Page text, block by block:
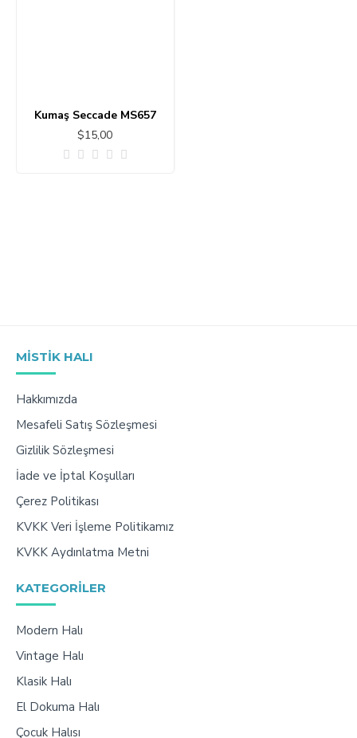
Kumaş Seccade MS657
$15,00
MISTIK HALI
Hakkımızda
Mesafeli Satış Sözleşmesi
Gizlilik Sözleşmesi
İade ve İptal Koşulları
Çerez Politikası
KVKK Veri İşleme Politikamız
KVKK Aydınlatma Metni
KATEGORILER
Modern Halı
Vintage Halı
Klasik Halı
El Dokuma Halı
Çocuk Halısı